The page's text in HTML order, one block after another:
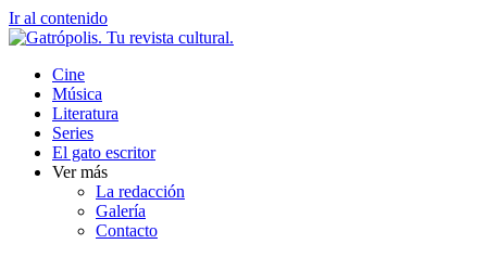
Ir al contenido
Cine
Música
Literatura
Series
El gato escritor
Ver más
La redacción
Galería
Contacto